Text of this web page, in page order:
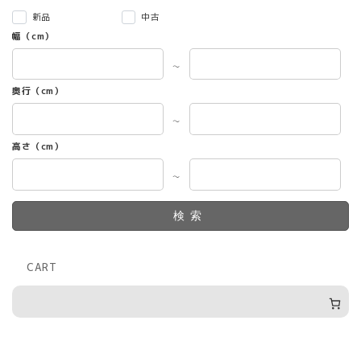
新品
中古
幅（cm）
～
奥行（cm）
～
高さ（cm）
～
検索
CART